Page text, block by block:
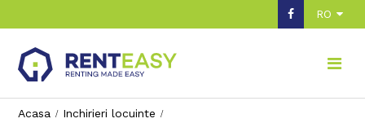
RO
Acasa
Inchirieri locuinte